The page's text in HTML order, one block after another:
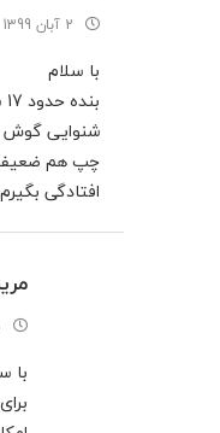
2 آبان 1399 - 23:01
با سلام
بنده حدود 17 سال سابقه ببمه دارم و 60 سال سنم .
شنوایی
چپ هم ضعیف
افتادگی